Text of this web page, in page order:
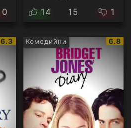
0
14
15 1
IMDb
рейтинг:
6.3 Комедийни
IMDb
6.8